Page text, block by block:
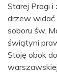
Starej Pragi i
drzew widać
soboru św.
świątyni
Stoję obok